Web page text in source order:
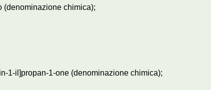
(denominazione chimica);
1-il]propan-1-one (denominazione chimica);